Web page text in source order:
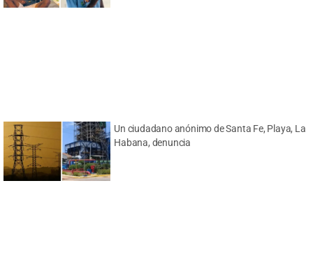
Un ciudadano anónimo de Santa Fe, Playa, La
Habana, denuncia